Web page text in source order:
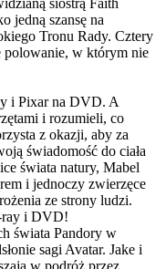
siostrą Faith
jedną szansę na
Tronu Rady. Cztery
polowanie, w którym nie
i Pixar na DVD. A
i rozumieli, co
z okazji, aby za
świadomość do ciała
świata natury, Mabel
i jednoczy zwierzęce
ze strony ludzi.
ray i DVD!
świata Pandory w
sagi Avatar. Jake i
w podróż przez